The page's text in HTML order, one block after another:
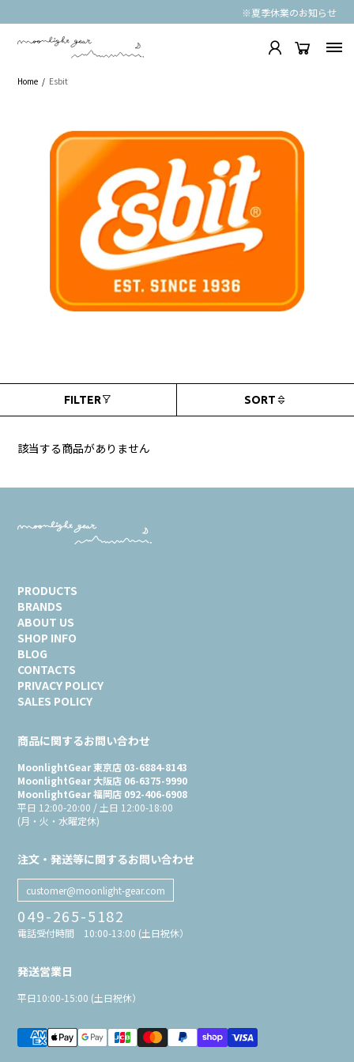
※夏季休業のお知らせ
Home Esbit
FILTER SORT
CATEGORIES
BRANDS
該当する商品がありません
PRODUCTS
BRANDS
ABOUT US
SHOP INFO
BLOG
CONTACTS
PRIVACY POLICY
SALES POLICY
商品に関するお問い合わせ
MoonlightGear 東京店 03-6884-8143
MoonlightGear 大阪店 06-6375-9990
MoonlightGear 福岡店 092-406-6908
平日 12:00-20:00 / 土日 12:00-18:00
(月・火・水曜定休)
注文・発送等に関するお問い合わせ
customer@moonlight-gear.com
049-265-5182
電話受付時間 10:00-13:00 (土日祝休）
発送営業日
平日10:00-15:00 (土日祝休）